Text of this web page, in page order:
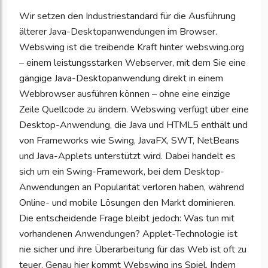
zu
aktualisieren
Wir setzen den Industriestandard für die Ausführung
älterer Java-Desktopanwendungen im Browser.
Webswing ist die treibende Kraft hinter webswing.org
– einem leistungsstarken Webserver, mit dem Sie eine
gängige Java-Desktopanwendung direkt in einem
Webbrowser ausführen können – ohne eine einzige
Zeile Quellcode zu ändern. Webswing verfügt über eine
Desktop-Anwendung, die Java und HTML5 enthält und
von Frameworks wie Swing, JavaFX, SWT, NetBeans
und Java-Applets unterstützt wird. Dabei handelt es
sich um ein Swing-Framework, bei dem Desktop-
Anwendungen an Popularität verloren haben, während
Online- und mobile Lösungen den Markt dominieren.
Die entscheidende Frage bleibt jedoch: Was tun mit
vorhandenen Anwendungen? Applet-Technologie ist
nie sicher und ihre Überarbeitung für das Web ist oft zu
teuer. Genau hier kommt Webswing ins Spiel. Indem